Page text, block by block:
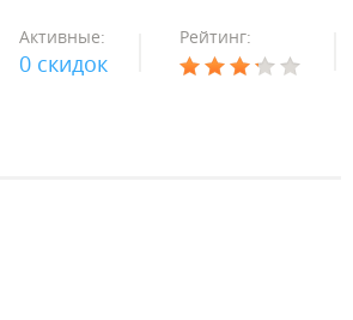
Активные:
0 скидок
Рейтинг: